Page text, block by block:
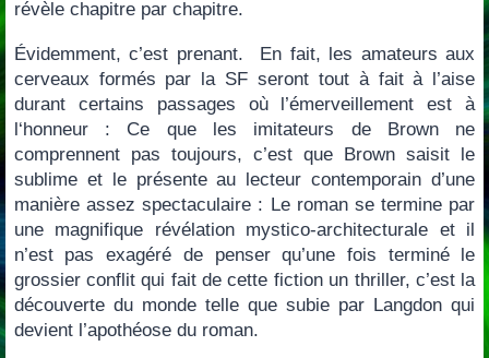
révèle chapitre par chapitre.
Évidemment, c’est prenant. En fait, les amateurs aux
cerveaux formés par la SF seront tout à fait à l’aise
durant certains passages où l’émerveillement est à
l‘honneur : Ce que les imitateurs de Brown ne
comprennent pas toujours, c’est que Brown saisit le
sublime et le présente au lecteur contemporain d’une
manière assez spectaculaire : Le roman se termine par
une magnifique révélation mystico-architecturale et il
n’est pas exagéré de penser qu’une fois terminé le
grossier conflit qui fait de cette fiction un thriller, c’est la
découverte du monde telle que subie par Langdon qui
devient l’apothéose du roman.